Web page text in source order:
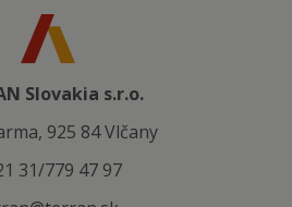
Slovakia s.r.o.
925 84 Vlčany
31/779 47 97